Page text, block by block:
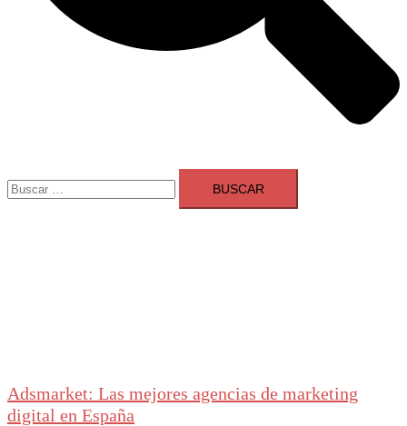
Buscar:
Adsmarket: Las mejores agencias de marketing
digital en España